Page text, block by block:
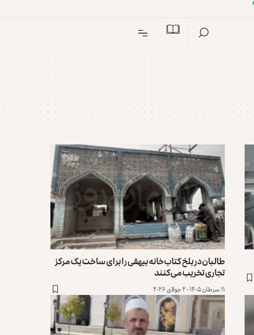
طالبان در بلخ کتاب‌خانه بیهقی را برای ساخت یک مرکز
تجاری تخریب می‌کنند
۱۱ سرطان ۱۴۰۵ - ۲ جولای ۲۰۲۶